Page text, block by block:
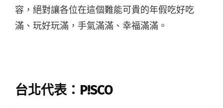
容，絕對讓各位在這個難能可貴的年假吃好吃
滿、玩好玩滿，手氣滿滿、幸福滿滿。
台北代表：P!SCO